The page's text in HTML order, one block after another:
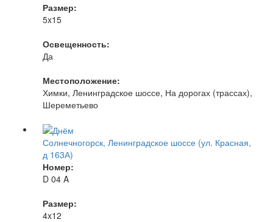
Размер:
5x15
Освещенность:
Да
Местоположение:
Химки, Ленинградское шоссе, На дорогах (трассах),
Шереметьево
Солнечногорск, Ленинградское шоссе (ул. Красная,
д 163А)
Номер:
D 04 A
Размер:
4x12